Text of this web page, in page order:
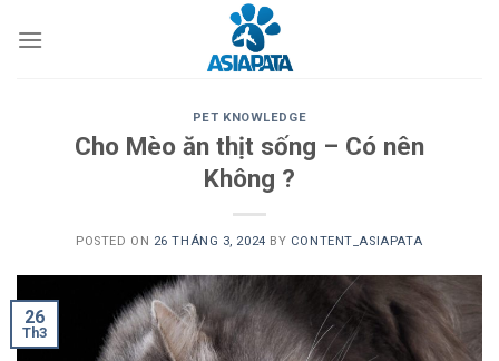
PET KNOWLEDGE
Cho Mèo ăn thịt sống – Có nên
Không ?
POSTED ON 26 THÁNG 3, 2024 BY CONTENT_ASIAPATA
26
Th3